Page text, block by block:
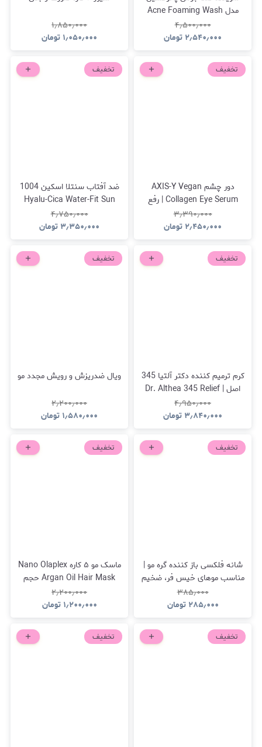
مدل Acne Foaming Wash
10% Benzoyl Peroxide
۴٫۵۰۰٫۰۰۰
۲٫۵۴۰٫۰۰۰ تومان
۱٫۸۵۰٫۰۰۰
۱٫۰۵۰٫۰۰۰ تومان
تخفیف
دور چشم AXIS-Y Vegan
Collagen Eye Serum | رفع
تیرگی و خستگی دور چشم
۳٫۳۹۰٫۰۰۰
۲٫۴۵۰٫۰۰۰ تومان
تخفیف
ضد آفتاب سنتلا اسکین 1004
Hyalu-Cica Water-Fit Sun
Serum SPF50+ PA++++
۴٫۷۵۰٫۰۰۰
۳٫۳۵۰٫۰۰۰ تومان
تخفیف
کرم ترمیم کننده دکتر آلتیا 345
اصل | Dr. Althea 345 Relief
Cream
۴٫۹۵۰٫۰۰۰
۳٫۸۴۰٫۰۰۰ تومان
تخفیف
ویال ضدریزش و رویش مجدد مو
۲٫۲۰۰٫۰۰۰
۱٫۵۸۰٫۰۰۰ تومان
تخفیف
شانه فلکسی باز کننده گره مو |
مناسب موهای خیس فر، ضخیم
و مجعد
۳۸۵٫۰۰۰
۲۸۵٫۰۰۰ تومان
تخفیف
ماسک مو ۵ کاره Nano Olaplex
Argan Oil Hair Mask حجم
1000 میلی‌لیتر
۲٫۲۰۰٫۰۰۰
۱٫۲۰۰٫۰۰۰ تومان
تخفیف تخفیف